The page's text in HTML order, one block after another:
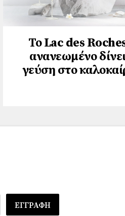
Το Lac des
ανανεωμένο
γεύση στο